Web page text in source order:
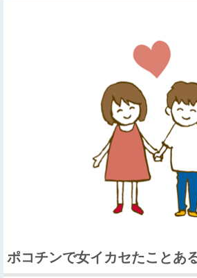
ポコチンで女イカセたことあ